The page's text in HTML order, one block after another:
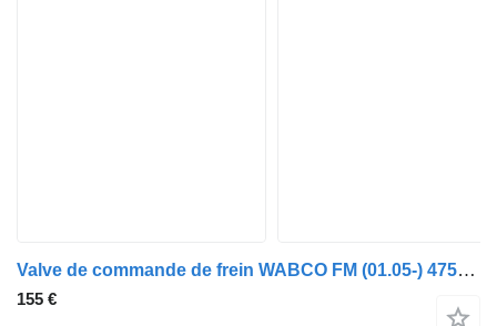
Valve de commande de frein WABCO FM (01.05-) 4757110740 pour camion Volvo FM7-FM12, FM, FMX (1998-2014)
155 €